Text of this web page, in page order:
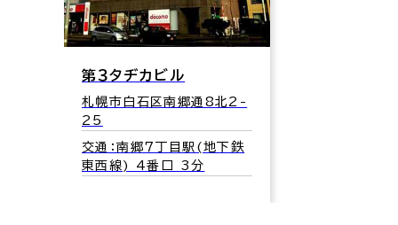
第３タヂカビル
札幌市白石区南郷通8北2-
25
交通：南郷７丁目駅(地下鉄
東西線) 4番口 3分